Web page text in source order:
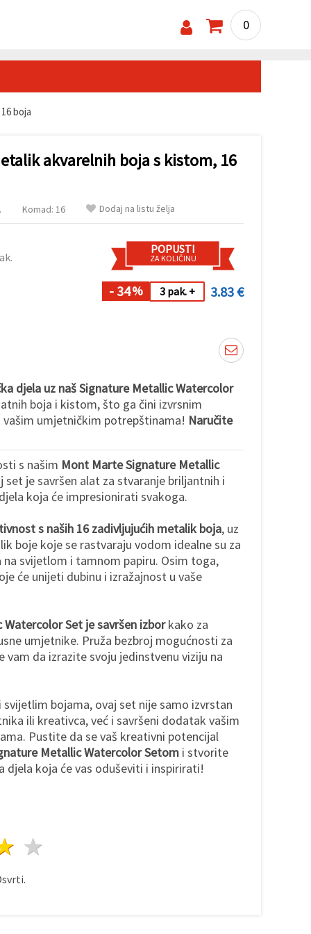
0
boja
akvarelnih boja s kistom, 16
Komad: 16 Dodaj na listu želja
POPUSTI
ZA KOLIČINU
- 34% 3 pak. + 3.83 €
djela uz naš Signature Metallic Watercolor
boja i kistom, što ga čini izvrsnim
umjetničkim potrepštinama! Naručite
s našim Mont Marte Signature Metallic
set je savršen alat za stvaranje briljantnih i
koja će impresionirati svakoga.
s naših 16 zadivljujućih metalik boja, uz
boje koje se rastvaraju vodom idealne su za
na svijetlom i tamnom papiru. Osim toga,
će unijeti dubinu i izražajnost u vaše
Set je savršen izborkako za
umjetnike. Pruža bezbroj mogućnosti za
da izrazite svoju jedinstvenu viziju na
svijetlim bojama, ovaj set nije samo izvrstan
ili kreativca, već i savršeni dodatak vašim
Pustite da se vaš kreativni potencijal
Metallic Watercolor Setom i stvorite
djela koja će vas oduševiti i inspirirati!
4 zvijezde
zvijezde